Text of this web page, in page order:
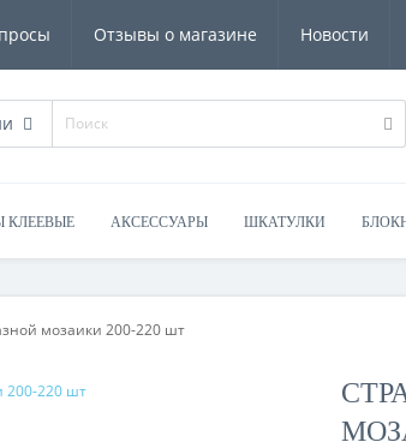
Отзывы о магазине Новости
КЛЕЕВЫЕ АКСЕССУАРЫ ШКАТУЛКИ
мозаики 200-220 шт